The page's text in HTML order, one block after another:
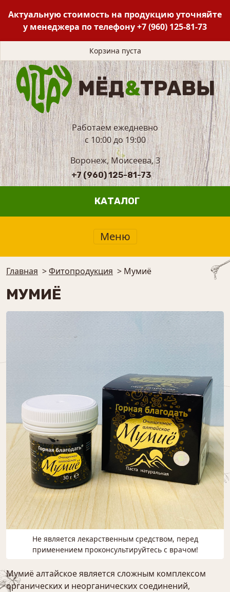
Актуальную стоимость на продукцию уточняйте
у менеджера по телефону+7 (960) 125-81-73
Корзина пуста
Работаем ежедневно
с 10:00 до 19:00
Воронеж, Моисеева, 3
+7 (960) 125-81-73
КАТАЛОГ
Меню
Главная >Фитопродукция > Мумиё
МУМИЁ
Не является лекарственным средством, перед
применением проконсультируйтесь с врачом!
Мумиё алтайское является сложным комплексом
органических и неорганических соединений,